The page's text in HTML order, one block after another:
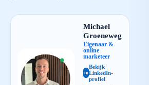
Michael
Groeneweg
Eigenaar &
online
marketeer
in
Bekijk
LinkedIn-
profiel